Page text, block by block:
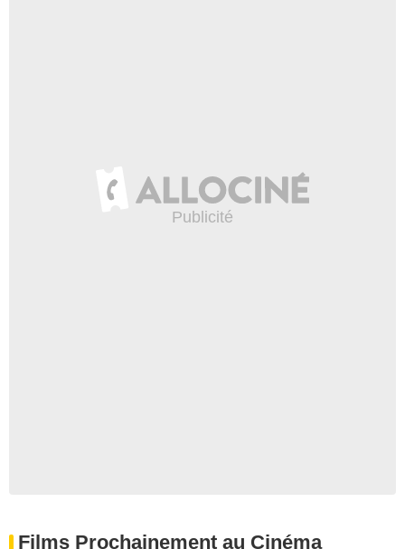
Films Prochainement au Cinéma